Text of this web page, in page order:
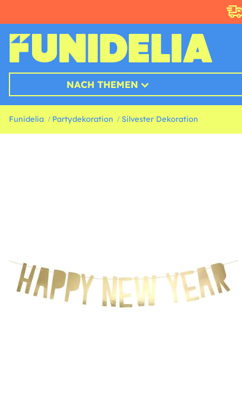
NACH THEMEN
Funidelia Partydekoration Silvester Dekoration